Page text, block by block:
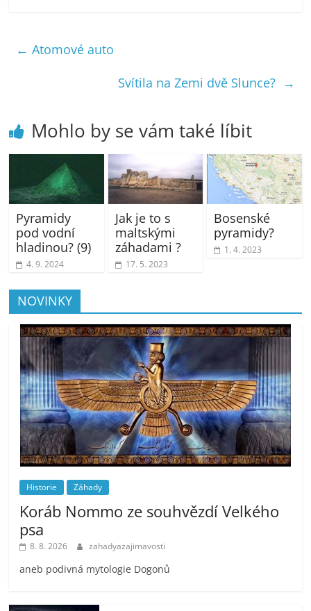
← Atomové auto
Svítila na Zemi dvě Slunce? →
Mohlo by se vám také líbit
Pyramidy
pod vodní
hladinou? (9)
4. 9. 2024
Jak je to s
maltskými
záhadami ?
17. 5. 2023
Bosenské
pyramidy?
1. 4. 2023
NOVINKY
Historie Záhady
Koráb Nommo ze souhvězdí Velkého
psa
8. 8. 2026 zahadyazajimavosti
aneb podivná mytologie Dogonů